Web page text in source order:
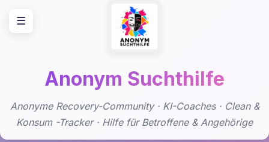
Inhalt
Anonym Suchthilfe
Anonyme Recovery-Community · KI-Coaches · Clean &
Konsum -Tracker · Hilfe für Betroffene & Angehörige
☰